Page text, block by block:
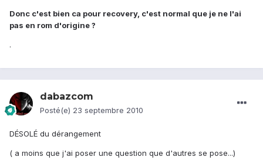
Donc c'est bien ca pour recovery, c'est normal que je ne l'ai
pas en rom d'origine ?
.
dabazcom
Posté(e) 23 septembre 2010
DÉSOLÉ du dérangement
( a moins que j'ai poser une question que d'autres se pose...)